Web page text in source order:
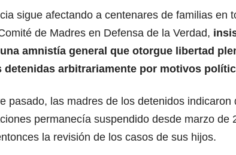
sigue afectando a centenares de familias en
de Madres en Defensa de la Verdad,
amnistía general que otorgue libertad
detenidas arbitrariamente por motivos
pasado, las madres de los detenidos indicaron
permanecía suspendido desde marzo de
la revisión de los casos de sus hijos.